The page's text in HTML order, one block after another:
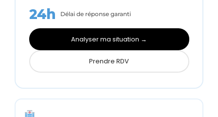
24h Délai de réponse garanti
Analyser ma situation →
Prendre RDV